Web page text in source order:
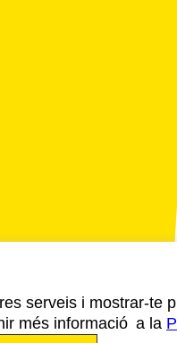
serveis i mostrar-te
més informació a la